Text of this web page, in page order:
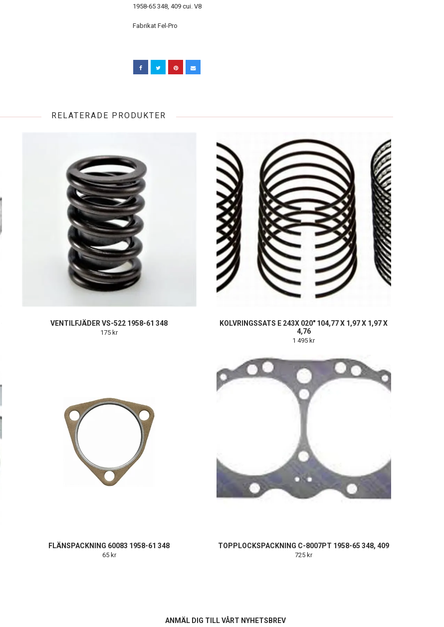
1958-65 348, 409 cui. V8
Fabrikat Fel-Pro
RELATERADE PRODUKTER
VENTILFJÄDER VS-522 1958-61 348
175 kr
KOLVRINGSSATS E 243X 020" 104,77 X 1,97 X 1,97 X
4,76
1 495 kr
FLÄNSPACKNING 60083 1958-61 348
65 kr
TOPPLOCKSPACKNING C-8007PT 1958-65 348, 409
725 kr
ANMÄL DIG TILL VÅRT NYHETSBREV